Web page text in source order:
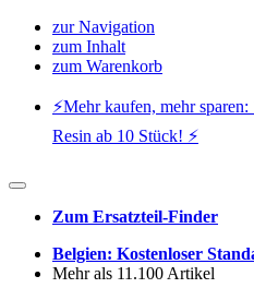
zur Navigation
zum Inhalt
zum Warenkorb
⚡️Mehr kaufen, mehr
Resin ab 10 Stück! ⚡️
Zum Ersatzteil-Finder
Belgien: Kostenloser
Mehr als 11.100 Artikel